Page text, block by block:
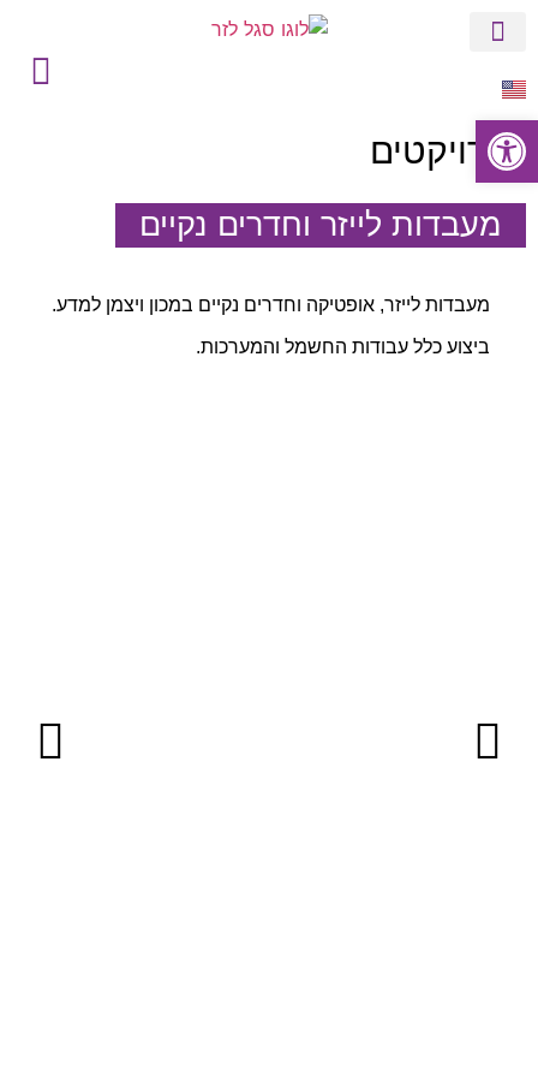
פרויקטים
מעבדות לייזר וחדרים נקיים
מעבדות לייזר, אופטיקה וחדרים נקיים במכון ויצמן למדע.
ביצוע כלל עבודות החשמל והמערכות.
פתח סרגל נגישות